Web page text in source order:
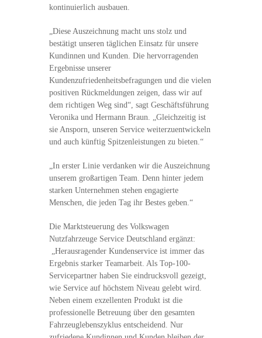
kontinuierlich ausbauen.
„Diese Auszeichnung macht uns stolz und
bestätigt unseren täglichen Einsatz für unsere
Kundinnen und Kunden. Die hervorragenden
Ergebnisse unserer
Kundenzufriedenheitsbefragungen und die vielen
positiven Rückmeldungen zeigen, dass wir auf
dem richtigen Weg sind“, sagt Geschäftsführung
Veronika und Hermann Braun. „Gleichzeitig ist
sie Ansporn, unseren Service weiterzuentwickeln
und auch künftig Spitzenleistungen zu bieten.“
„In erster Linie verdanken wir die Auszeichnung
unserem großartigen Team. Denn hinter jedem
starken Unternehmen stehen engagierte
Menschen, die jeden Tag ihr Bestes geben.“
Die Marktsteuerung des Volkswagen
Nutzfahrzeuge Service Deutschland ergänzt:
„Herausragender Kundenservice ist immer das
Ergebnis starker Teamarbeit. Als Top-100-
Servicepartner haben Sie eindrucksvoll gezeigt,
wie Service auf höchstem Niveau gelebt wird.
Neben einem exzellenten Produkt ist die
professionelle Betreuung über den gesamten
Fahrzeuglebenszyklus entscheidend. Nur